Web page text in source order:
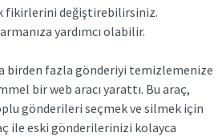
fikirlerini değiştirebilirsiniz.
yardımcı olabilir.
birden fazla gönderiyi temizlemenize
bir web aracı yarattı. Bu araç,
gönderileri seçmek ve silmek için
ile eski gönderilerinizi kolayca